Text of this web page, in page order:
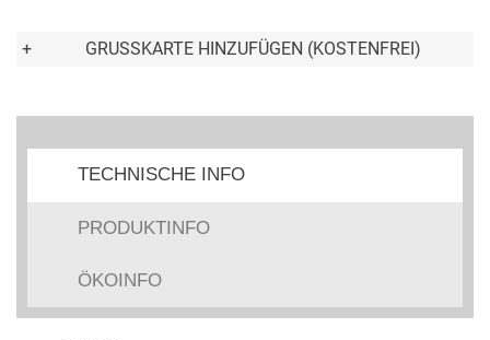
+ GRUSSKARTE HINZUFÜGEN (KOSTENFREI)
TECHNISCHE INFO
PRODUKTINFO
ÖKOINFO